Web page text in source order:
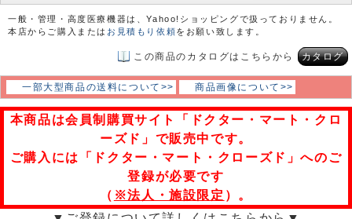
一般・管理・高度医療機器は、Yahoo!ショッピングで扱っておりません。
本店からご購入または お見積もり依頼をお願い致します。
この商品のカタログはこちらから カタログ
一部大型商品の送料について>> 商品画像について>>
本商品は会員制購買サイト「ドクター・マート・クロ
ーズド」で販売中です。
ご購入には「ドクター・マート・クローズド」へのご
登録が必要です
（ ※法人・施設限定 ）。